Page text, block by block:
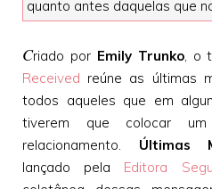
quanto antes daquelas que
Criado por Emily Trunko, o
Received reúne as últimas
todos aqueles que em
tiverem que colocar
relacionamento. Últimas
lançado pela Editora